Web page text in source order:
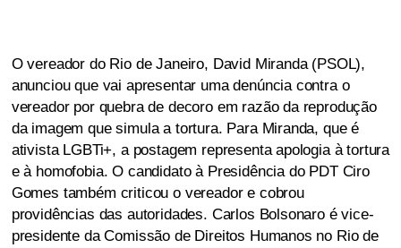
O vereador do Rio de Janeiro, David Miranda (PSOL),
anunciou que vai apresentar uma denúncia contra o
vereador por quebra de decoro em razão da reprodução
da imagem que simula a tortura. Para Miranda, que é
ativista LGBTi+, a postagem representa apologia à tortura
e à homofobia. O candidato à Presidência do PDT Ciro
Gomes também criticou o vereador e cobrou
providências das autoridades. Carlos Bolsonaro é vice-
presidente da Comissão de Direitos Humanos no Rio de